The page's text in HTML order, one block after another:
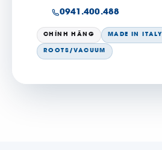
0941.400.488
CHÍNH HÃNG MADE IN ITALY
ROOTS/VACUUM